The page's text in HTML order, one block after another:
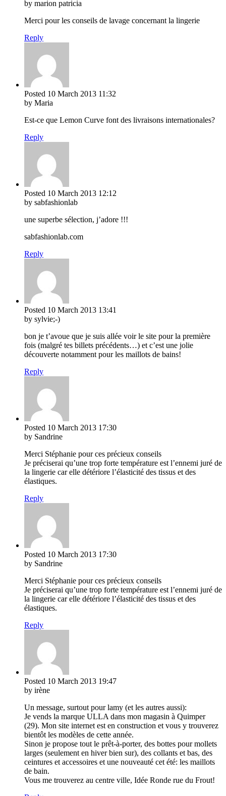
by marion patricia
Merci pour les conseils de lavage concernant la lingerie
Reply
Posted 10 March 2013 11:32
by Maria
Est-ce que Lemon Curve font des livraisons internationales?
Reply
Posted 10 March 2013 12:12
by sabfashionlab
une superbe sélection, j’adore !!!
sabfashionlab.com
Reply
Posted 10 March 2013 13:41
by sylvie;-)
bon je t’avoue que je suis allée voir le site pour la première
fois (malgré tes billets précédents…) et c’est une jolie
découverte notamment pour les maillots de bains!
Reply
Posted 10 March 2013 17:30
by Sandrine
Merci Stéphanie pour ces précieux conseils
Je préciserai qu’une trop forte température est l’ennemi juré de
la lingerie car elle détériore l’élasticité des tissus et des
élastiques.
Reply
Posted 10 March 2013 17:30
by Sandrine
Merci Stéphanie pour ces précieux conseils
Je préciserai qu’une trop forte température est l’ennemi juré de
la lingerie car elle détériore l’élasticité des tissus et des
élastiques.
Reply
Posted 10 March 2013 19:47
by irène
Un message, surtout pour lamy (et les autres aussi):
Je vends la marque ULLA dans mon magasin à Quimper
(29). Mon site internet est en construction et vous y trouverez
bientôt les modèles de cette année.
Sinon je propose tout le prêt-à-porter, des bottes pour mollets
larges (seulement en hiver bien sur), des collants et bas, des
ceintures et accessoires et une nouveauté cet été: les maillots
de bain.
Vous me trouverez au centre ville, Idée Ronde rue du Frout!